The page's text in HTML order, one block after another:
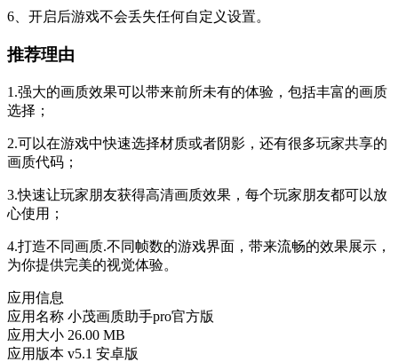
6、开启后游戏不会丢失任何自定义设置。
推荐理由
1.强大的画质效果可以带来前所未有的体验，包括丰富的画质
选择；
2.可以在游戏中快速选择材质或者阴影，还有很多玩家共享的
画质代码；
3.快速让玩家朋友获得高清画质效果，每个玩家朋友都可以放
心使用；
4.打造不同画质.不同帧数的游戏界面，带来流畅的效果展示，
为你提供完美的视觉体验。
应用信息
应用名称 小茂画质助手pro官方版
应用大小 26.00 MB
应用版本 v5.1 安卓版